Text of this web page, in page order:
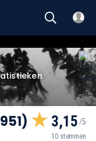
3,15
10 stemmen